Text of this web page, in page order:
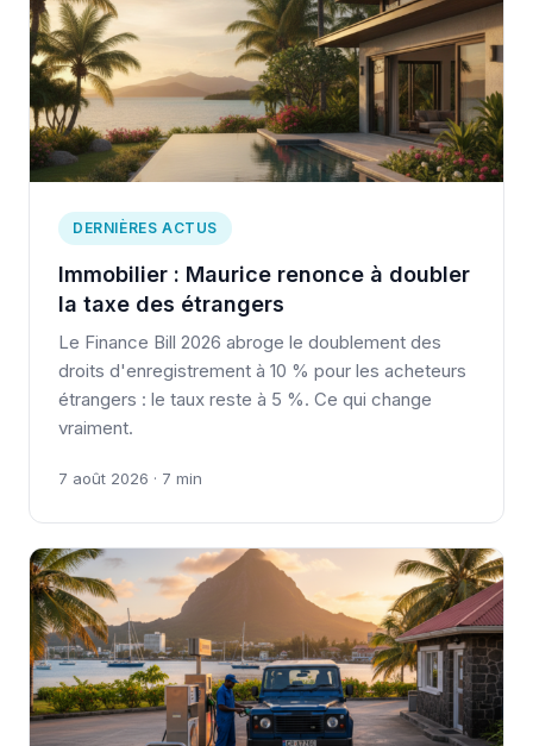
DERNIÈRES ACTUS
Immobilier : Maurice renonce à doubler
la taxe des étrangers
Le Finance Bill 2026 abroge le doublement des
droits d'enregistrement à 10 % pour les acheteurs
étrangers : le taux reste à 5 %. Ce qui change
vraiment.
7 août 2026 · 7 min